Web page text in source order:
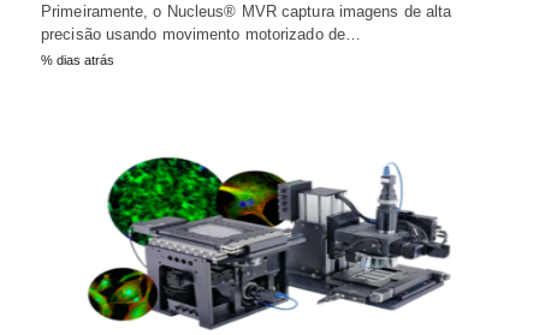
Primeiramente, o Nucleus® MVR captura imagens de alta
precisão usando movimento motorizado de…
% dias atrás